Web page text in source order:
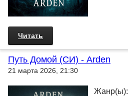
Читать
Путь Домой (СИ) - Arden
21 марта 2026, 21:30
Жанр(ы):